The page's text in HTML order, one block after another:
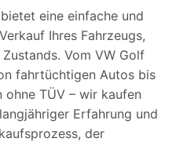
bietet eine einfache und
Ihres Fahrzeugs,
Vom VW Golf
fahrtüchtigen Autos bis
TÜV – wir kaufen
Erfahrung und
der